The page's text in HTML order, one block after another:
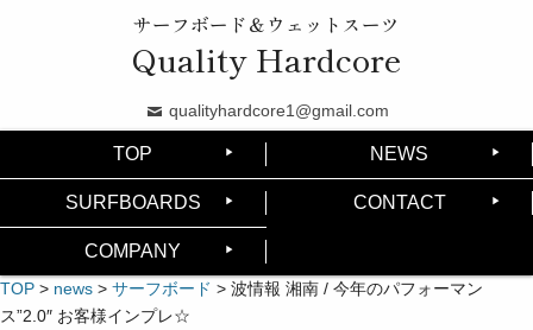
サーフボード＆ウェットスーツ
Quality Hardcore
qualityhardcore1@gmail.com
TOP NEWS
SURFBOARDS CONTACT
COMPANY
TOP > news > サーフボード > 波情報 湘南 / 今年のパフォーマン
ス”2.0″ お客様インプレ☆